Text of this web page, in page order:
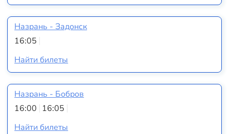
Назрань - Задонск
16:05
Найти билеты
Назрань - Бобров
16:00 16:05
Найти билеты